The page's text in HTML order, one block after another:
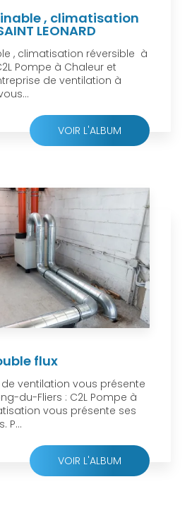
, climatisation
LEONARD
, climatisation réversible à
Pompe à Chaleur et
de ventilation à
VOIR L'ALBUM
flux
ventilation vous présente
du-Fliers : C2L Pompe à
vous présente ses
P...
VOIR L'ALBUM